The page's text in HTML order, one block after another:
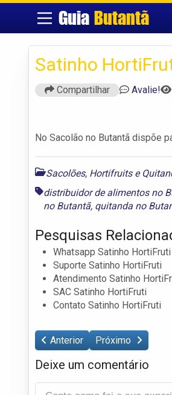
GuiaButantã
Satinho
Compartilhar Avalie!
No Sacolão no Butantã dispõe
Sacolões, Hortifruits e
distribuidor de alimentos no
no Butantã, quitanda no
Pesquisas
Whatsapp Satinho HortiFruti
Suporte Satinho HortiFruti
Atendimento Satinho
SAC Satinho HortiFruti
Contato Satinho HortiFruti
Anterior Próximo
Deixe um comentário